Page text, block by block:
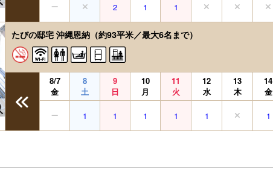
2 1 1
たびの邸宅 沖縄恩納（約93平米／最大6名まで）
8/7
金
8
土
9
日
10
月
11
火
12
水
13
木
14
金
1 1 1 1 1 1